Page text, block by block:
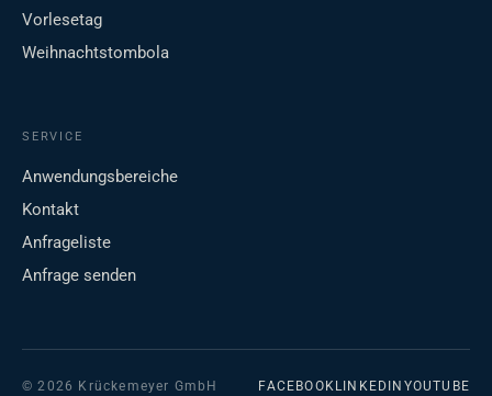
Vorlesetag
Weihnachtstombola
SERVICE
Anwendungsbereiche
Kontakt
Anfrageliste
Anfrage senden
© 2026 Krückemeyer GmbH FACEBOOK LINKEDIN YOUTUBE